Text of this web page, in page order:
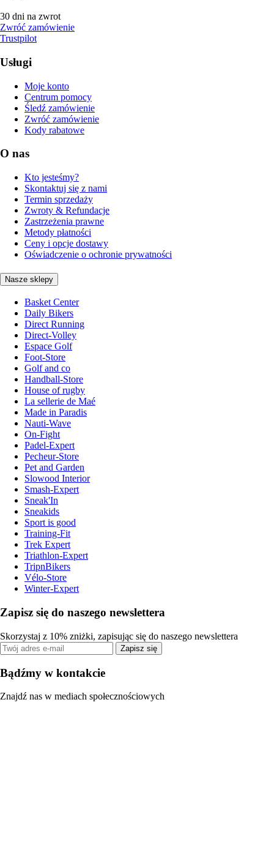
30 dni na zwrot
Zwróć zamówienie
Trustpilot
Usługi
Moje konto
Centrum pomocy
Śledź zamówienie
Zwróć zamówienie
Kody rabatowe
O nas
Kto jesteśmy?
Skontaktuj się z nami
Termin sprzedaży
Zwroty & Refundacje
Zastrzeżenia prawne
Metody płatności
Ceny i opcje dostawy
Oświadczenie o ochronie prywatności
Nasze sklepy
Basket Center
Daily Bikers
Direct Running
Direct-Volley
Espace Golf
Foot-Store
Golf and co
Handball-Store
House of rugby
La sellerie de Maé
Made in Paradis
Nauti-Wave
On-Fight
Padel-Expert
Pecheur-Store
Pet and Garden
Slowood Interior
Smash-Expert
Sneak'In
Sneakids
Sport is good
Training-Fit
Trek Expert
Triathlon-Expert
TripnBikers
Vélo-Store
Winter-Expert
Zapisz się do naszego newslettera
Skorzystaj z 10% zniżki, zapisując się do naszego newslettera
Zapisz się
Bądźmy w kontakcie
Znajdź nas w mediach społecznościowych